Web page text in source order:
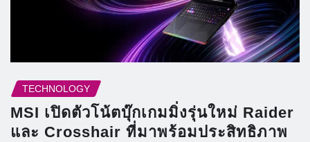
TECHNOLOGY
MSI เปิดตัวโน้ตบุ๊กเกมมิ่งรุ่นใหม่ Raider
และ Crosshair ที่มาพร้อมประสิทธิภาพ